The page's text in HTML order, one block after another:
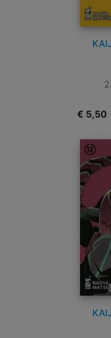
€ 5,50